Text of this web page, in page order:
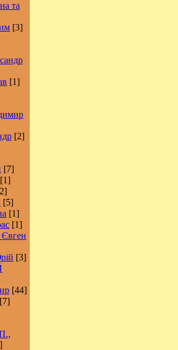
та
[3]
[1]
[2]
[7]
[1]
[5]
[1]
[1]
[3]
[44]
[7]